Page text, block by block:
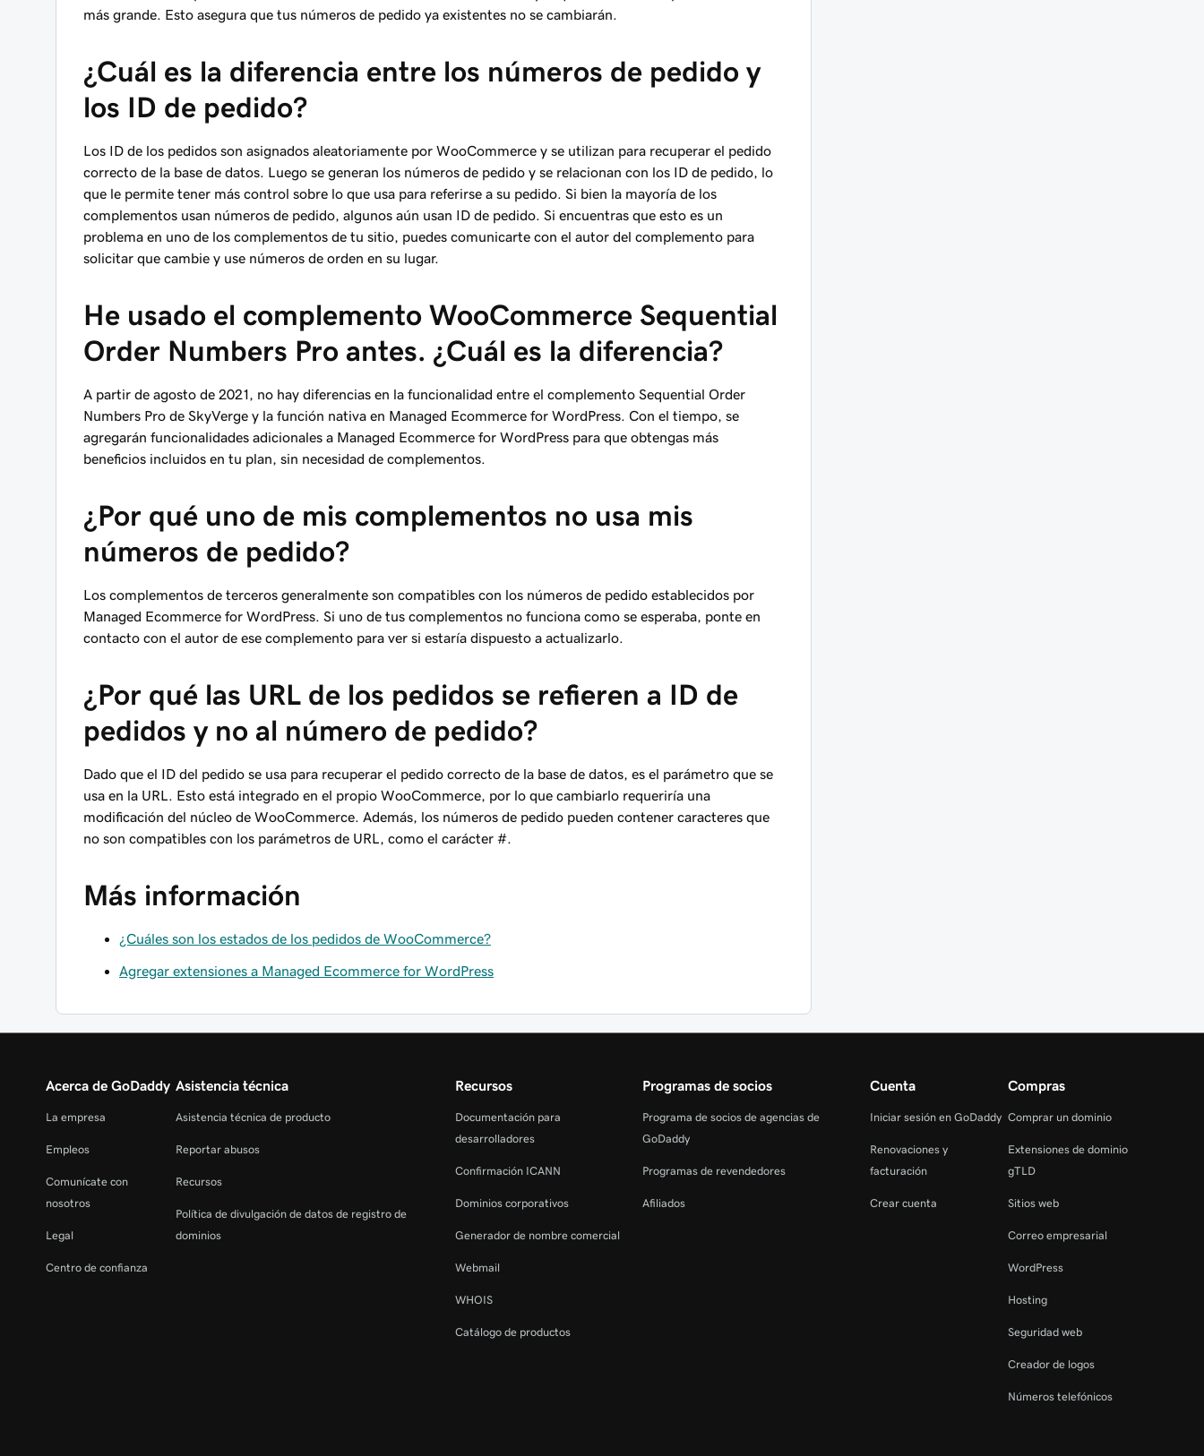
más grande. Esto asegura que tus números de pedido ya existentes no se cambiarán.
¿Cuál es la diferencia entre los números de pedido y
los ID de pedido?
Los ID de los pedidos son asignados aleatoriamente por WooCommerce y se utilizan para recuperar el pedido
correcto de la base de datos. Luego se generan los números de pedido y se relacionan con los ID de pedido, lo
que le permite tener más control sobre lo que usa para referirse a su pedido. Si bien la mayoría de los
complementos usan números de pedido, algunos aún usan ID de pedido. Si encuentras que esto es un
problema en uno de los complementos de tu sitio, puedes comunicarte con el autor del complemento para
solicitar que cambie y use números de orden en su lugar.
He usado el complemento WooCommerce Sequential
Order Numbers Pro antes. ¿Cuál es la diferencia?
A partir de agosto de 2021, no hay diferencias en la funcionalidad entre el complemento Sequential Order
Numbers Pro de SkyVerge y la función nativa en Managed Ecommerce for WordPress. Con el tiempo, se
agregarán funcionalidades adicionales a Managed Ecommerce for WordPress para que obtengas más
beneficios incluidos en tu plan, sin necesidad de complementos.
¿Por qué uno de mis complementos no usa mis
números de pedido?
Los complementos de terceros generalmente son compatibles con los números de pedido establecidos por
Managed Ecommerce for WordPress. Si uno de tus complementos no funciona como se esperaba, ponte en
contacto con el autor de ese complemento para ver si estaría dispuesto a actualizarlo.
¿Por qué las URL de los pedidos se refieren a ID de
pedidos y no al número de pedido?
Dado que el ID del pedido se usa para recuperar el pedido correcto de la base de datos, es el parámetro que se
usa en la URL. Esto está integrado en el propio WooCommerce, por lo que cambiarlo requeriría una
modificación del núcleo de WooCommerce. Además, los números de pedido pueden contener caracteres que
no son compatibles con los parámetros de URL, como el carácter #.
Más información
¿Cuáles son los estados de los pedidos de WooCommerce?
Agregar extensiones a Managed Ecommerce for WordPress
Acerca de GoDaddy
La empresa
Empleos
Comunícate con
nosotros
Legal
Centro de confianza
Asistencia técnica
Asistencia técnica de producto
Reportar abusos
Recursos
Política de divulgación de datos de registro de
dominios
Recursos
Documentación para
desarrolladores
Confirmación ICANN
Dominios corporativos
Generador de nombre comercial
Webmail
WHOIS
Catálogo de productos
Programas de socios
Programa de socios de agencias de
GoDaddy
Programas de revendedores
Afiliados
Cuenta
Iniciar sesión en GoDaddy
Renovaciones y
facturación
Crear cuenta
Compras
Comprar un dominio
Extensiones de dominio
gTLD
Sitios web
Correo empresarial
WordPress
Hosting
Seguridad web
Creador de logos
Números telefónicos